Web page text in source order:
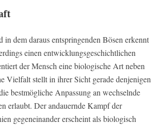
dem daraus entspringenden Bösen erkennt
einen entwicklungsgeschichtlichen
der Mensch eine biologische Art neben
Vielfalt stellt in ihrer Sicht gerade denjenigen
bestmögliche Anpassung an wechselnde
erlaubt. Der andauernde Kampf der
gegeneinander erscheint als biologisch